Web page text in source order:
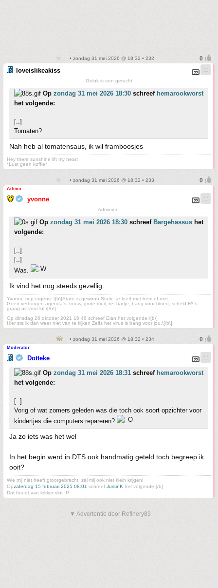
• zondag 31 mei 2026 @ 18:32 • 232
loveislikeakiss
Geluk is een gerucht
Op zondag 31 mei 2026 18:30 schreef hemarookworst
het volgende:
[..]
Tomaten?
Nah heb al tomatensaus, ik wil framboosjes
Hey there sunshine lift my heart
*Lust geen koffie*
• zondag 31 mei 2026 @ 18:32 • 233
Admin
yvonne
Adminion.
Op zondag 31 mei 2026 18:30 schreef Bargehassus het
volgende:
[..]
[..]
Was.
Ik vind het nog steeds gezellig.
Yvonne riep ergens: \[b\]Static is gewoon Static, je leeft met hem of niet.
Geen verborgen agenda's, trouw, grote muil, lief hartje, bang voor bloed, scheld FA's
graag uit voor lul.\[/b\]
Op dinsdag 26 oktober 2021 16:46 schreef Elan het volgende:\[b\]
Hier sta ik dan weer niet van te kijken Zelfs het virus is bang voor jou.\[/b\]
• zondag 31 mei 2026 @ 18:32 • 234
Moderator
Dotteke
Op zondag 31 mei 2026 18:31 schreef hemarookworst
het volgende:
[..]
Vorig of wat zomers geleden was die toch ook soort opzichter voor
kindertjes die computers repareren?
Ja zo iets was het wel
In het begin werd in DTS ook handmatig geteld toch begreep ik
ooit?
Wie mij niet heeft grootgebracht, zal mij ook niet klein krijgen!
Opzaterdag 15 februari 2025 08:01 schreef JustinK het volgende:[/b]
Dot houdt van lekker vlot :P
▼ Advertentie door Refinery89